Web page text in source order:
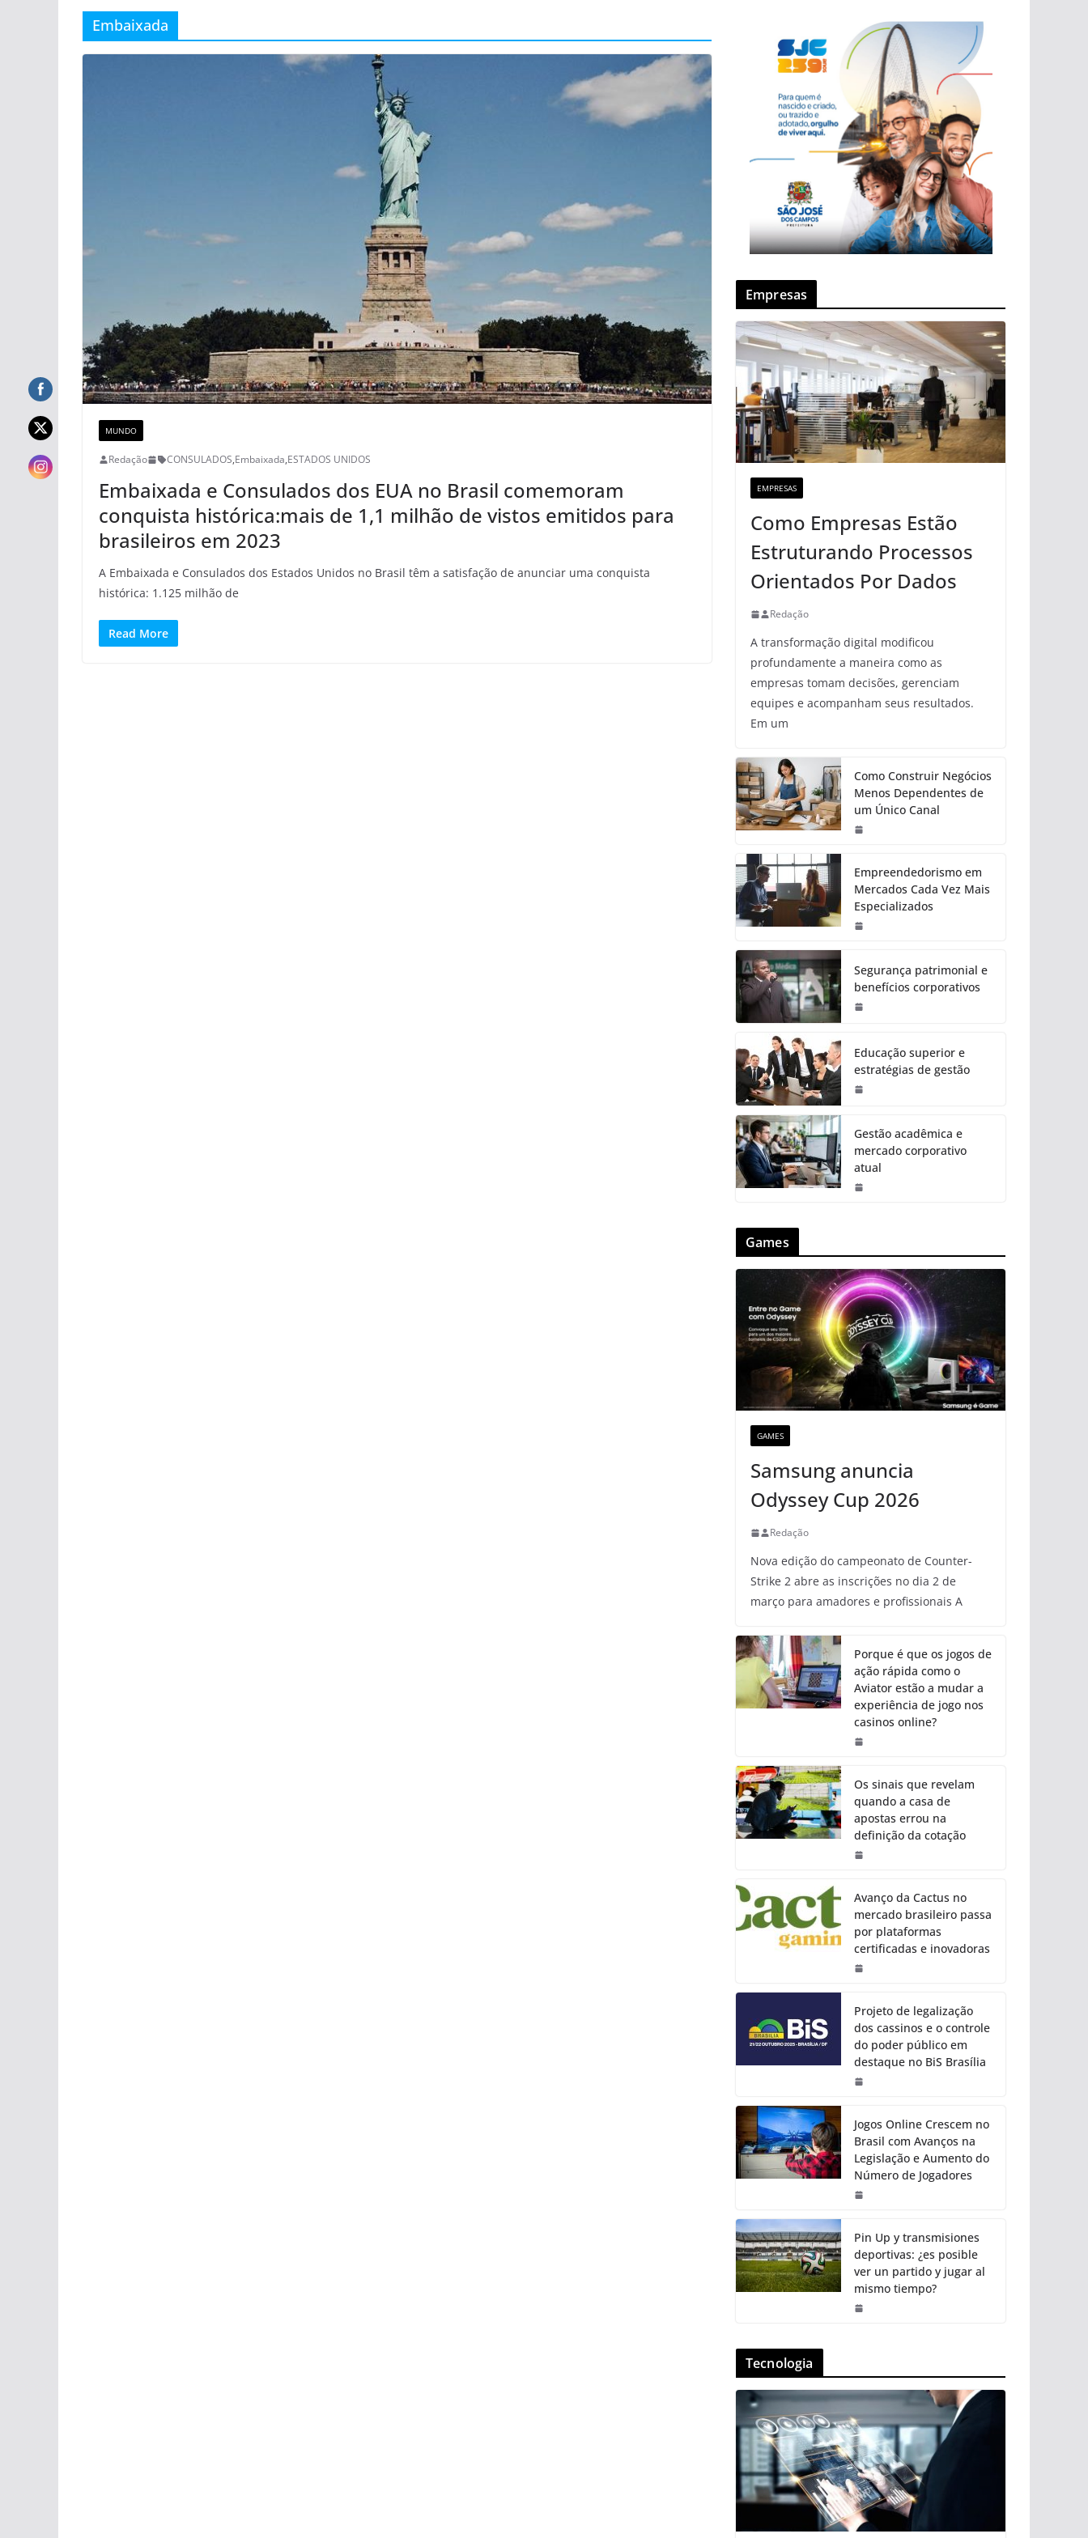
Embaixada
MUNDO
Redação CONSULADOS,Embaixada,ESTADOS UNIDOS
Embaixada e Consulados dos EUA no Brasil comemoram
conquista histórica:mais de 1,1 milhão de vistos emitidos para
brasileiros em 2023
A Embaixada e Consulados dos Estados Unidos no Brasil têm a satisfação de anunciar uma conquista
histórica: 1.125 milhão de
Read More
Empresas
EMPRESAS
Como Empresas Estão
Estruturando Processos
Orientados Por Dados
Redação
A transformação digital modificou
profundamente a maneira como as
empresas tomam decisões, gerenciam
equipes e acompanham seus resultados.
Em um
Como Construir Negócios
Menos Dependentes de
um Único Canal
Empreendedorismo em
Mercados Cada Vez Mais
Especializados
Segurança patrimonial e
benefícios corporativos
Educação superior e
estratégias de gestão
Gestão acadêmica e
mercado corporativo
atual
Games
GAMES
Samsung anuncia
Odyssey Cup 2026
Redação
Nova edição do campeonato de Counter-
Strike 2 abre as inscrições no dia 2 de
março para amadores e profissionais A
Porque é que os jogos de
ação rápida como o
Aviator estão a mudar a
experiência de jogo nos
casinos online?
Os sinais que revelam
quando a casa de
apostas errou na
definição da cotação
Avanço da Cactus no
mercado brasileiro passa
por plataformas
certificadas e inovadoras
Projeto de legalização
dos cassinos e o controle
do poder público em
destaque no BiS Brasília
Jogos Online Crescem no
Brasil com Avanços na
Legislação e Aumento do
Número de Jogadores
Pin Up y transmisiones
deportivas: ¿es posible
ver un partido y jugar al
mismo tiempo?
Tecnologia